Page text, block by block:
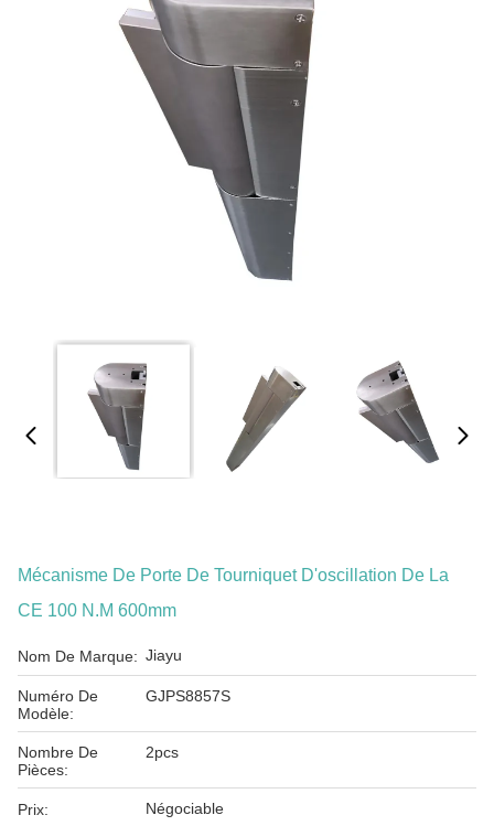
Mécanisme De Porte De Tourniquet D'oscillation De La
CE 100 N.M 600mm
Nom De Marque: Jiayu
Numéro De
Modèle:
GJPS8857S
Nombre De
Pièces:
2pcs
Prix: Négociable